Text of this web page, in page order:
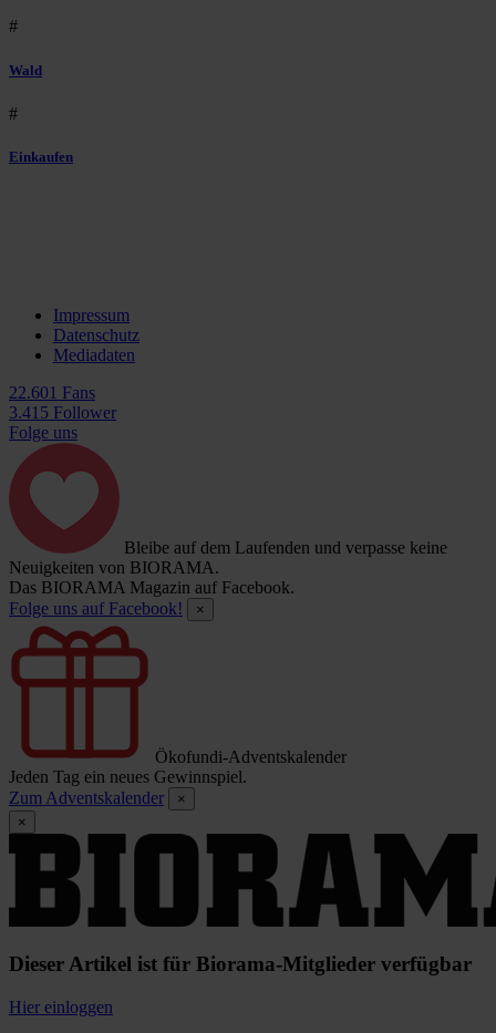
#
Wald
#
Einkaufen
Impressum
Datenschutz
Mediadaten
22.601 Fans
3.415 Follower
Folge uns
Bleibe auf dem Laufenden und verpasse keine
Neuigkeiten von BIORAMA.
Das BIORAMA Magazin auf Facebook.
Folge uns auf Facebook!
×
Ökofundi-Adventskalender
Jeden Tag ein neues Gewinnspiel.
Zum Adventskalender
×
×
Dieser Artikel ist für Biorama-Mitglieder verfügbar
Hier einloggen